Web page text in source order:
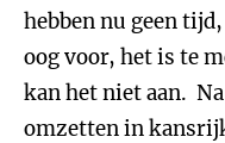
hebben nu geen
oog voor, het is te
kan het niet aan.
omzetten in